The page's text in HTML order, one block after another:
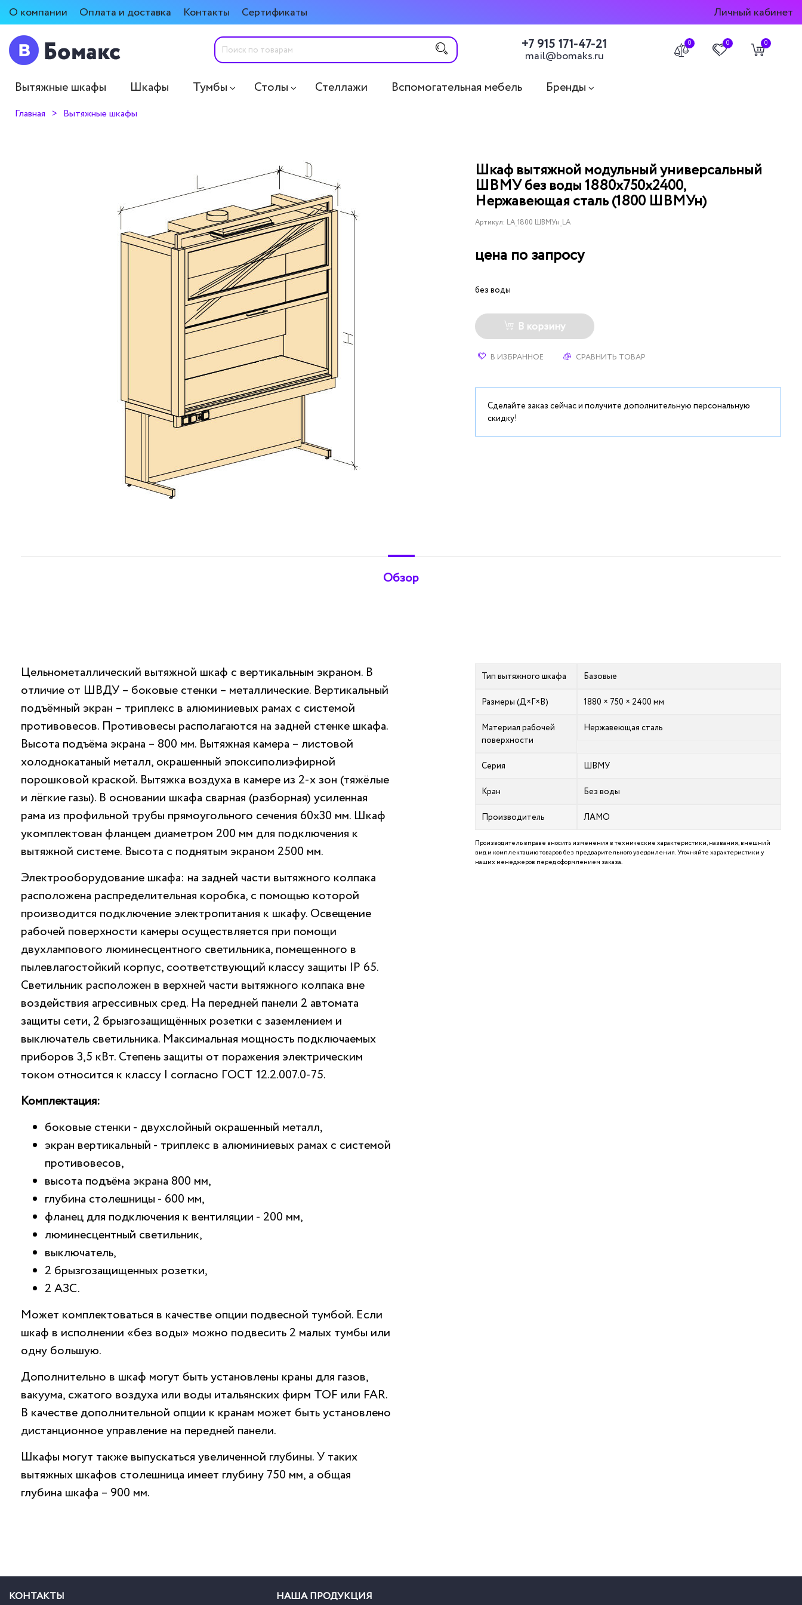
О компании Оплата и доставка Контакты Сертификаты Личный кабинет
+7 915 171-47-21
mail@bomaks.ru
0 0 0
Вытяжные шкафы Шкафы Тумбы Столы Стеллажи Вспомогательная мебель Бренды
Главная Вытяжные шкафы
Шкаф вытяжной модульный универсальный
ШВМУ без воды 1880х750х2400,
Нержавеющая сталь (1800 ШВМУн)
Артикул: LA_1800 ШВМУн_LA
цена по запросу
без воды
В корзину
В ИЗБРАННОЕ СРАВНИТЬ ТОВАР
Сделайте заказ сейчас и получите дополнительную персональную
скидку!
Обзор
Цельнометаллический вытяжной шкаф с вертикальным экраном. В
отличие от ШВДУ – боковые стенки – металлические. Вертикальный
подъёмный экран – триплекс в алюминиевых рамах с системой
противовесов. Противовесы располагаются на задней стенке шкафа.
Высота подъёма экрана – 800 мм. Вытяжная камера – листовой
холоднокатаный металл, окрашенный эпоксиполиэфирной
порошковой краской. Вытяжка воздуха в камере из 2-х зон (тяжёлые
и лёгкие газы). В основании шкафа сварная (разборная) усиленная
рама из профильной трубы прямоугольного сечения 60х30 мм. Шкаф
укомплектован фланцем диаметром 200 мм для подключения к
вытяжной системе. Высота с поднятым экраном 2500 мм.
Электрооборудование шкафа: на задней части вытяжного колпака
расположена распределительная коробка, с помощью которой
производится подключение электропитания к шкафу. Освещение
рабочей поверхности камеры осуществляется при помощи
двухлампового люминесцентного светильника, помещенного в
пылевлагостойкий корпус, соответствующий классу защиты IP 65.
Светильник расположен в верхней части вытяжного колпака вне
воздействия агрессивных сред. На передней панели 2 автомата
защиты сети, 2 брызгозащищённых розетки с заземлением и
выключатель светильника. Максимальная мощность подключаемых
приборов 3,5 кВт. Степень защиты от поражения электрическим
током относится к классу I согласно ГОСТ 12.2.007.0-75.
Комплектация:
боковые стенки - двухслойный окрашенный металл,
экран вертикальный - триплекс в алюминиевых рамах с системой
противовесов,
высота подъёма экрана 800 мм,
глубина столешницы - 600 мм,
фланец для подключения к вентиляции - 200 мм,
люминесцентный светильник,
выключатель,
2 брызгозащищенных розетки,
2 АЗС.
Может комплектоваться в качестве опции подвесной тумбой. Если
шкаф в исполнении «без воды» можно подвесить 2 малых тумбы или
одну большую.
Дополнительно в шкаф могут быть установлены краны для газов,
вакуума, сжатого воздуха или воды итальянских фирм TOF или FAR.
В качестве дополнительной опции к кранам может быть установлено
дистанционное управление на передней панели.
Шкафы могут также выпускаться увеличенной глубины. У таких
вытяжных шкафов столешница имеет глубину 750 мм, а общая
глубина шкафа – 900 мм.
Тип вытяжного шкафа Базовые
Размеры (Д×Г×В) 1880 × 750 × 2400 мм
Материал рабочей
поверхности
Нержавеющая сталь
Серия ШВМУ
Кран Без воды
Производитель ЛАМО
Производитель вправе вносить изменения в технические характеристики, названия, внешний
вид и комплектацию товаров без предварительного уведомления. Уточняйте характеристики у
наших менеджеров перед оформлением заказа.
КОНТАКТЫ НАША ПРОДУКЦИЯ